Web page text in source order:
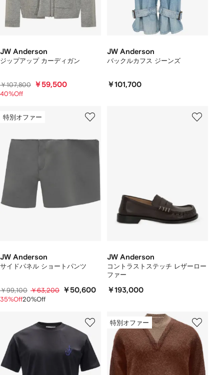
JW Anderson
ジップアップ カーディガン
￥107,800 ￥59,500
40%Off
JW Anderson
バックルカフス ジーンズ
￥101,700
特別オファー
JW Anderson
サイドパネル ショートパンツ
￥99,100 ￥63,200 ￥50,600
35%Off20%Off
JW Anderson
コントラストステッチ レザーロー
ファー
￥193,000
特別オファー